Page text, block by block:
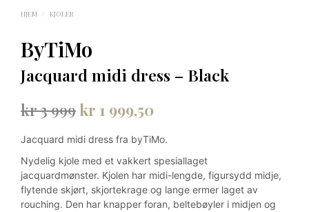
HJEM / KJOLER
ByTiMo
Jacquard midi dress – Black
kr3 999 Opprinnelig
pris
var:
kr 3
999.
kr 1 999,50Nåværende
pris
er:
kr 1
999,50.
Jacquard midi dress fra byTiMo.
Nydelig kjole med et vakkert spesiallaget
jacquardmønster. Kjolen har midi-lengde, figursydd midje,
flytende skjørt, skjortekrage og lange ermer laget av
rouching. Den har knapper foran, beltebøyler i midjen og